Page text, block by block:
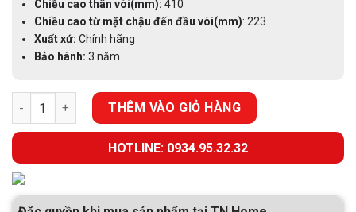
Chiều cao thân vòi(mm): 410
Chiều cao từ mặt chậu đến đầu vòi(mm): 223
Xuất xứ:Chính hãng
Bảo hành: 3 năm
VÒI RỬA DÂY RÚT KONOX LASI NUDE số lượng
THÊM VÀO GIỎ HÀNG
HOTLINE: 0934.95.32.32